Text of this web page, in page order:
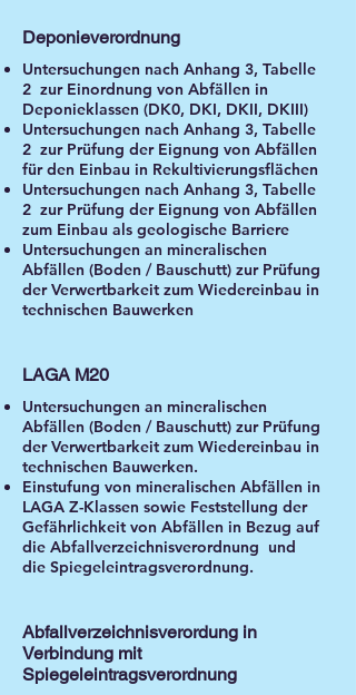
Deponieverordnung
Untersuchungen nach Anhang 3, Tabelle
2 zur Einordnung von Abfällen in
Deponieklassen (DK0, DKI, DKII, DKIII)
Untersuchungen nach Anhang 3, Tabelle
2 zur Prüfung der Eignung von Abfällen
für den Einbau in Rekultivierungsflächen
Untersuchungen nach Anhang 3, Tabelle
2 zur Prüfung der Eignung von Abfällen
zum Einbau als geologische Barriere
Untersuchungen an mineralischen
Abfällen (Boden / Bauschutt) zur Prüfung
der Verwertbarkeit zum Wiedereinbau in
technischen Bauwerken
LAGA M20
Untersuchungen an mineralischen
Abfällen (Boden / Bauschutt) zur Prüfung
der Verwertbarkeit zum Wiedereinbau in
technischen Bauwerken.
Einstufung von mineralischen Abfällen in
LAGA Z-Klassen sowie Feststellung der
Gefährlichkeit von Abfällen in Bezug auf
die Abfallverzeichnisverordnung und
die Spiegeleintragsverordnung.
Abfallverzeichnisverordung in
Verbindung mit
Spiegeleintragsverordnung